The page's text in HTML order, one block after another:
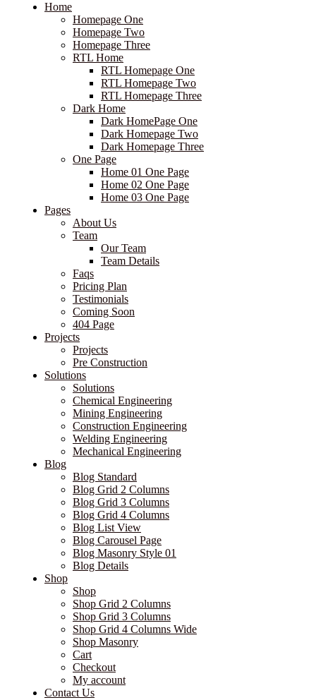
Home
Homepage One
Homepage Two
Homepage Three
RTL Home
RTL Homepage One
RTL Homepage Two
RTL Homepage Three
Dark Home
Dark HomePage One
Dark Homepage Two
Dark Homepage Three
One Page
Home 01 One Page
Home 02 One Page
Home 03 One Page
Pages
About Us
Team
Our Team
Team Details
Faqs
Pricing Plan
Testimonials
Coming Soon
404 Page
Projects
Projects
Pre Construction
Solutions
Solutions
Chemical Engineering
Mining Engineering
Construction Engineering
Welding Engineering
Mechanical Engineering
Blog
Blog Standard
Blog Grid 2 Columns
Blog Grid 3 Columns
Blog Grid 4 Columns
Blog List View
Blog Carousel Page
Blog Masonry Style 01
Blog Details
Shop
Shop
Shop Grid 2 Columns
Shop Grid 3 Columns
Shop Grid 4 Columns Wide
Shop Masonry
Cart
Checkout
My account
Contact Us